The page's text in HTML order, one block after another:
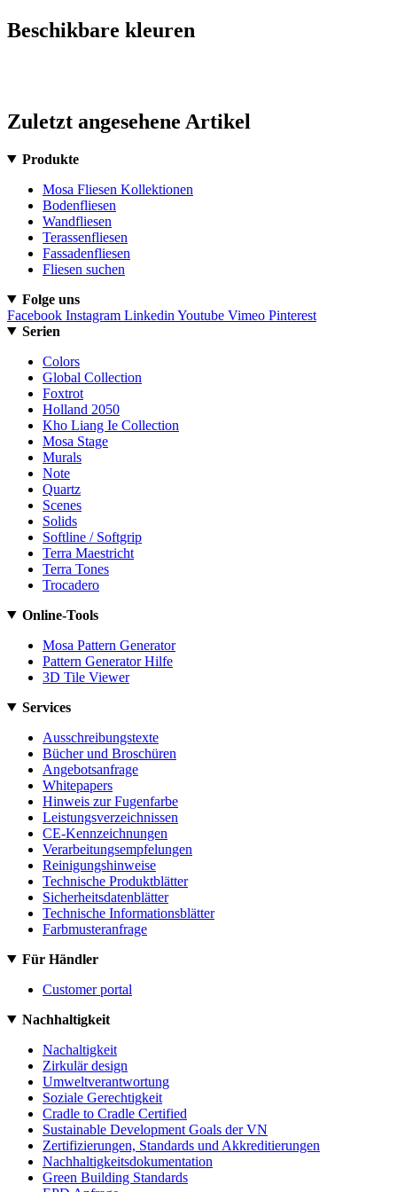
Beschikbare kleuren
Zuletzt angesehene Artikel
Produkte
Mosa Fliesen Kollektionen
Bodenfliesen
Wandfliesen
Terassenfliesen
Fassadenfliesen
Fliesen suchen
Folge uns
Facebook Instagram Linkedin Youtube Vimeo Pinterest
Serien
Colors
Global Collection
Foxtrot
Holland 2050
Kho Liang Ie Collection
Mosa Stage
Murals
Note
Quartz
Scenes
Solids
Softline / Softgrip
Terra Maestricht
Terra Tones
Trocadero
Online-Tools
Mosa Pattern Generator
Pattern Generator Hilfe
3D Tile Viewer
Services
Ausschreibungstexte
Bücher und Broschüren
Angebotsanfrage
Whitepapers
Hinweis zur Fugenfarbe
Leistungsverzeichnissen
CE-Kennzeichnungen
Verarbeitungsempfelungen
Reinigungshinweise
Technische Produktblätter
Sicherheitsdatenblätter
Technische Informationsblätter
Farbmusteranfrage
Für Händler
Customer portal
Nachhaltigkeit
Nachaltigkeit
Zirkulär design
Umweltverantwortung
Soziale Gerechtigkeit
Cradle to Cradle Certified
Sustainable Development Goals der VN
Zertifizierungen, Standards und Akkreditierungen
Nachhaltigkeitsdokumentation
Green Building Standards